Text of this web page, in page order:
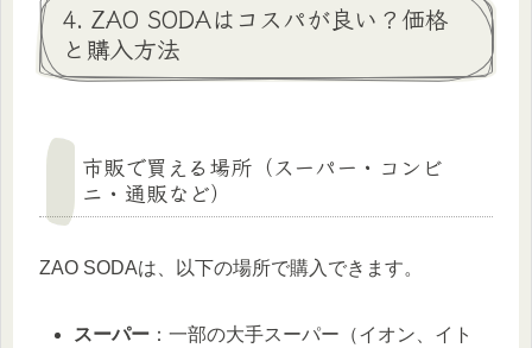
4. ZAO SODAはコスパが良い？価格
と購入方法
市販で買える場所（スーパー・コンビ
ニ・通販など）
ZAO SODAは、以下の場所で購入できます。
スーパー ：一部の大手スーパー（イオン、イト